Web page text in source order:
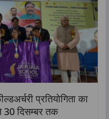
प्रतियोगिता का
30 दिसम्बर तक